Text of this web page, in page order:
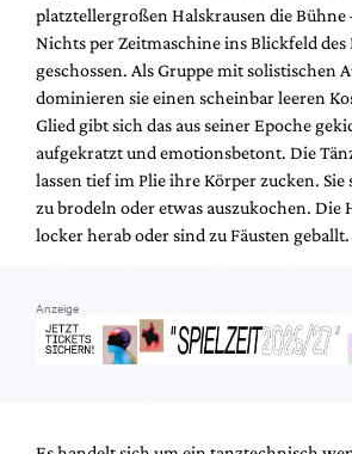
Podcast
Service
Shop / Abo
Newsletter
Redaktion
Autor:innen
Partner
Suche
platztellergroßen Halskrausen die Bühne
Nichts per Zeitmaschine ins Blickfeld des
geschossen. Als Gruppe mit solistischen
dominieren sie einen scheinbar leeren
Glied gibt sich das aus seiner Epoche
aufgekratzt und emotionsbetont. Die
lassen tief im Plie ihre Körper zucken.
zu brodeln oder etwas auszukochen. Die
locker herab oder sind zu Fäusten geballt.
Anzeige